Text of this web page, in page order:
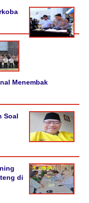
Menembak
Soal
di